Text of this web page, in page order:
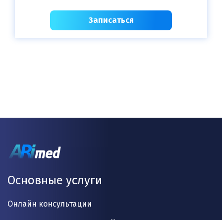
Записаться
Основные услуги
Онлайн консультации